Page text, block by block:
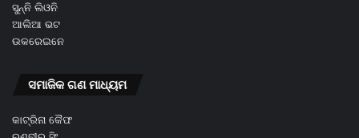
ସୁନ୍ନି ଲିଓନି
ଆଲିଆ ଭଟ
ଉକରେଇନେ
ସମାଜିକ ଗଣ ମାଧ୍ୟମ
କାଟ୍ରିନା କୈଫ